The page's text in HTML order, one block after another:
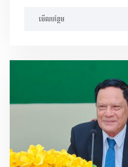
មើលបន្ថែម